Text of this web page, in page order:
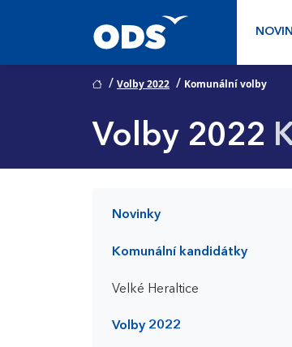
/ Volby 2022 / Komunální volby
Volby 2022
Novinky
Komunální kandidátky
Velké Heraltice
Volby 2022